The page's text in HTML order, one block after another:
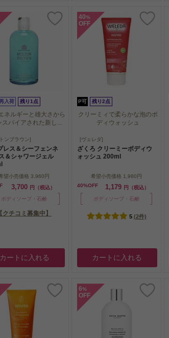
入荷 残り1点
ネルギーと雄大さから
スパイアされた新し...
ネルギーと雄大さから
スパイアされた新し...
ンブラウン]
レス＆シーフェンネ
＆シャワージェル
望小売価格 3,960円
3,700 円（税込）
ボディソープ・石鹸
【クチコミ募集中】
カートに入れる
40%
OFF
P可 残り2点
クリーミィで柔らかな泡のボ
ディウォッシュ
クリーミィで柔らかな泡のボ
ディウォッシュ
[ヴェレダ]
ざくろ クリーミーボディウ
ォッシュ 200ml
希望小売価格 1,980円
40%OFF
1,179 円（税込）
ボディソープ・石鹸
5 (2件)
カートに入れる
6%
OFF